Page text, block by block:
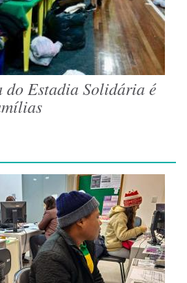
Estadia Solidária é